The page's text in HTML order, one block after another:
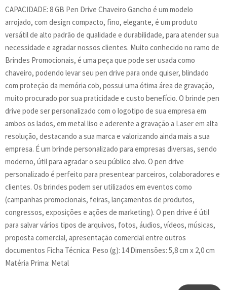
CAPACIDADE: 8 GB Pen Drive Chaveiro Gancho é um modelo
arrojado, com design compacto, fino, elegante, é um produto
versátil de alto padrão de qualidade e durabilidade, para atender sua
necessidade e agradar nossos clientes. Muito conhecido no ramo de
Brindes Promocionais, é uma peça que pode ser usada como
chaveiro, podendo levar seu pen drive para onde quiser, blindado
com proteção da memória cob, possui uma ótima área de gravação,
muito procurado por sua praticidade e custo benefício. O brinde pen
drive pode ser personalizado com o logotipo de sua empresa em
ambos os lados, em metal liso e aderente a gravação a Laser em alta
resolução, destacando a sua marca e valorizando ainda mais a sua
empresa. É um brinde personalizado para empresas diversas, sendo
moderno, útil para agradar o seu público alvo. O pen drive
personalizado é perfeito para presentear parceiros, colaboradores e
clientes. Os brindes podem ser utilizados em eventos como
(campanhas promocionais, feiras, lançamentos de produtos,
congressos, exposições e ações de marketing). O pen drive é útil
para salvar vários tipos de arquivos, fotos, áudios, vídeos, músicas,
proposta comercial, apresentação comercial entre outros
documentos Ficha Técnica: Peso (g): 14 Dimensões: 5,8 cm x 2,0 cm
Matéria Prima: Metal